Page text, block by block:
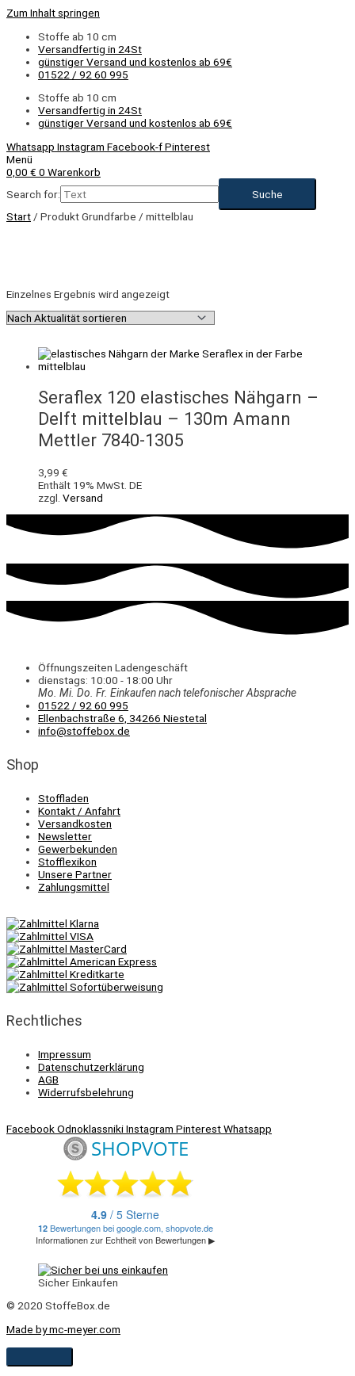
Zum Inhalt springen
Stoffe ab 10 cm
Versandfertig in 24St
günstiger Versand und kostenlos ab 69€
01522 / 92 60 995
Stoffe ab 10 cm
Versandfertig in 24St
günstiger Versand und kostenlos ab 69€
Whatsapp Instagram Facebook-fPinterest
Menü
0,00 € 0 Warenkorb
Search for:
Start / Produkt Grundfarbe / mittelblau
Einzelnes Ergebnis wird angezeigt
Seraflex 120 elastisches Nähgarn –
Delft mittelblau – 130m Amann
Mettler 7840-1305
3,99 €
Enthält 19% MwSt. DE
zzgl. Versand
Öffnungszeiten Ladengeschäft
dienstags: 10:00 - 18:00 Uhr
Mo. Mi. Do. Fr. Einkaufennach telefonischer Absprache
01522 / 92 60 995
Ellenbachstraße 6, 34266 Niestetal
info@stoffebox.de
Shop
Stoffladen
Kontakt / Anfahrt
Versandkosten
Newsletter
Gewerbekunden
Stofflexikon
Unsere Partner
Zahlungsmittel
Rechtliches
Impressum
Datenschutzerklärung
AGB
Widerrufsbelehrung
FacebookOdnoklassnikiInstagram PinterestWhatsapp
Sicher Einkaufen
© 2020 StoffeBox.de
Made by mc-meyer.com